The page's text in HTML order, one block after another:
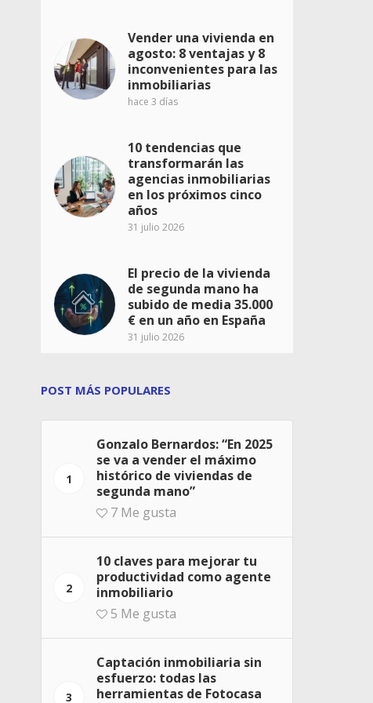
Vender una vivienda en
agosto: 8 ventajas y 8
inconvenientes para las
inmobiliarias
hace 3 días
10 tendencias que
transformarán las
agencias inmobiliarias
en los próximos cinco
años
31 julio 2026
El precio de la vivienda
de segunda mano ha
subido de media 35.000
€ en un año en España
31 julio 2026
POST MÁS POPULARES
1
Gonzalo Bernardos: “En 2025
se va a vender el máximo
histórico de viviendas de
segunda mano”
7 Me gusta
2
10 claves para mejorar tu
productividad como agente
inmobiliario
5 Me gusta
3
Captación inmobiliaria sin
esfuerzo: todas las
herramientas de Fotocasa